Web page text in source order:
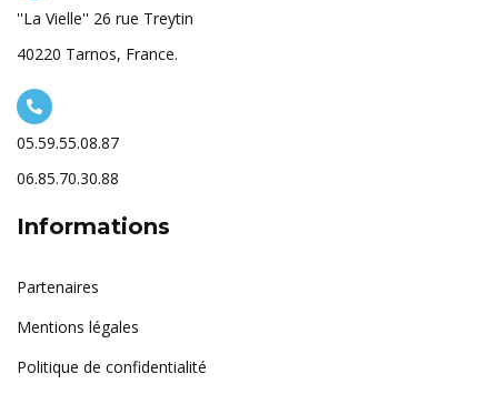
''La Vielle'' 26 rue Treytin
40220 Tarnos, France.
05.59.55.08.87
06.85.70.30.88
Informations
Partenaires
Mentions légales
Politique de confidentialité